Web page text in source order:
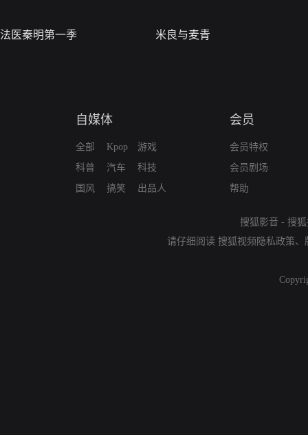
法医秦明第一季 米良与麦青
自媒体
全部
科普
国风
Kpop
汽车
搞笑
游戏
科技
出品人
会员
会员特权
会员剧场
帮助
搜狐影音 - 搜
请仔细阅读 搜狐视频隐私政策、